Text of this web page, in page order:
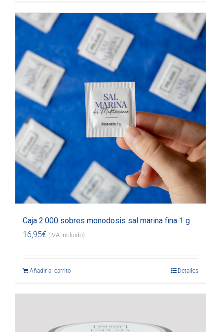
Caja 2.000 sobres monodosis sal marina fina 1 g
16,95€ (IVA incluido)
Añadir al carrito Detalles